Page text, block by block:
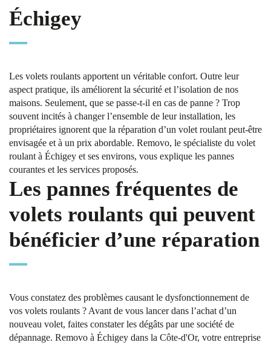
Échigey
Les volets roulants apportent un véritable confort. Outre leur
aspect pratique, ils améliorent la sécurité et l’isolation de nos
maisons. Seulement, que se passe-t-il en cas de panne ? Trop
souvent incités à changer l’ensemble de leur installation, les
propriétaires ignorent que la réparation d’un volet roulant peut-être
envisagée et à un prix abordable. Removo, le spécialiste du volet
roulant à Échigey et ses environs, vous explique les pannes
courantes et les services proposés.
Les pannes fréquentes de
volets roulants qui peuvent
bénéficier d’une réparation
Vous constatez des problèmes causant le dysfonctionnement de
vos volets roulants ? Avant de vous lancer dans l’achat d’un
nouveau volet, faites constater les dégâts par une société de
dépannage. Removo à Échigey dans la Côte-d'Or, votre entreprise